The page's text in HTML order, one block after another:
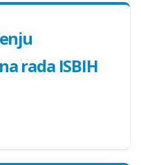
rada ISBIH